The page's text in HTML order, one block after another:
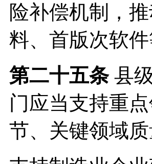
险补偿机制，
料、首版次软
第二十五条县
门应当支持重
节、关键领域